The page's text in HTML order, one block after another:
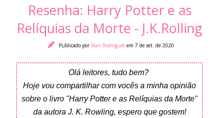
Resenha: Harry Potter e as
Relíquias da Morte - J.K.Rolling
Publicado por Mari Rodrigues em 7 de set. de 2020
Olá leitores, tudo bem?
Hoje vou compartilhar com vocês a minha opinião
sobre o livro "Harry Potter e as Relíquias da Morte"
da autora J. K. Rowling, espero que gostem!